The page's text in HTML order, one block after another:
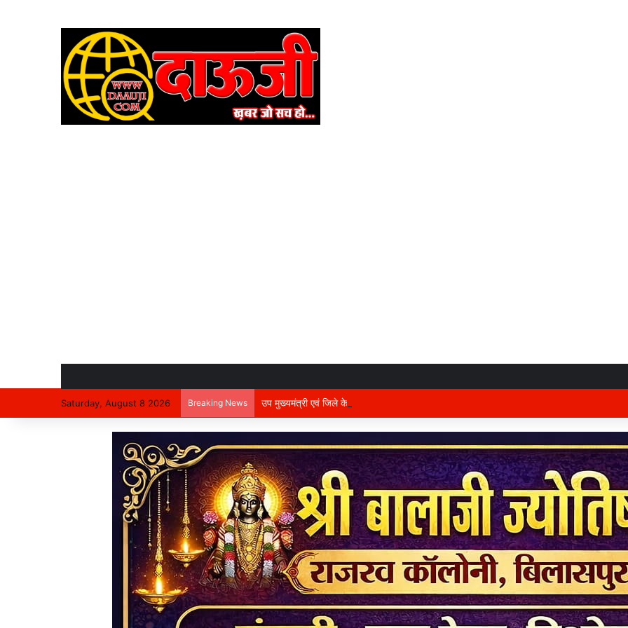
Saturday, August 8 2026 Breaking News उप मुख्यमंत्री एवं जिले के प्रभारी मंत्री अरुण साव कल लेंगे विभागीय योजनाओं और विकास कार्यों की समीक्षा